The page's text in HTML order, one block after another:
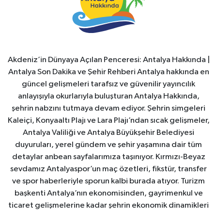
Akdeniz’in Dünyaya Açılan Penceresi: Antalya Hakkında |
Antalya Son Dakika ve Şehir Rehberi Antalya hakkında en
güncel gelişmeleri tarafsız ve güvenilir yayıncılık
anlayışıyla okurlarıyla buluşturan Antalya Hakkında,
şehrin nabzını tutmaya devam ediyor. Şehrin simgeleri
Kaleiçi, Konyaaltı Plajı ve Lara Plajı’ndan sıcak gelişmeler,
Antalya Valiliği ve Antalya Büyükşehir Belediyesi
duyuruları, yerel gündem ve şehir yaşamına dair tüm
detaylar anbean sayfalarımıza taşınıyor. Kırmızı-Beyaz
sevdamız Antalyaspor’un maç özetleri, fikstür, transfer
ve spor haberleriyle sporun kalbi burada atıyor. Turizm
başkenti Antalya’nın ekonomisinden, gayrimenkul ve
ticaret gelişmelerine kadar şehrin ekonomik dinamikleri